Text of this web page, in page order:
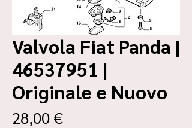
Valvola Fiat Panda |
46537951 |
Originale e Nuovo
28,00 €Prezzo